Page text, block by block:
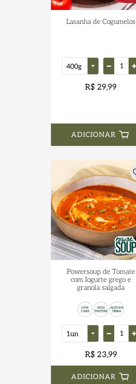
Lasanha de Cogumelos
R$ 29,99
ADICIONAR
Powersoup de Tomate
com Iogurte grego e
granola salgada
R$ 23,99
ADICIONAR